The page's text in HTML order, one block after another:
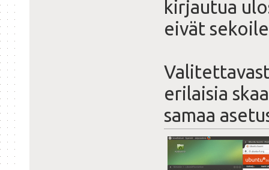
kirjautua
eivät
erilaisia
samaa